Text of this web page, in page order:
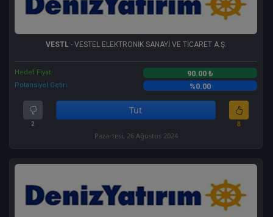
VESTL- VESTEL ELEKTRONİK SANAYİ VE TİCARET A.Ş.
Hedef Fiyat 90.00 ₺
Potansiyel Getiri %0.00
2
Tut
8
Pazartesi, 26 Ağustos 2024